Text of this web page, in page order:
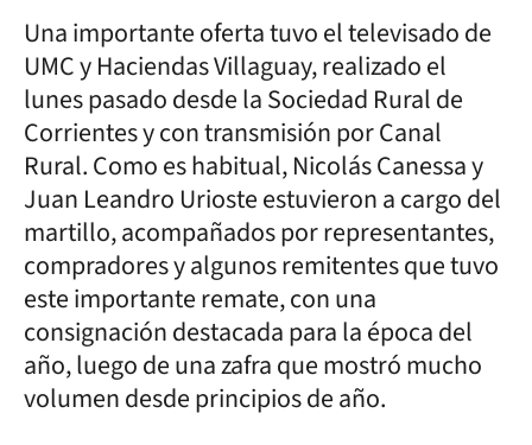
Una importante oferta tuvo el televisado de
UMC y Haciendas Villaguay, realizado el
lunes pasado desde la Sociedad Rural de
Corrientes y con transmisión por Canal
Rural. Como es habitual, Nicolás Canessa y
Juan Leandro Urioste estuvieron a cargo del
martillo, acompañados por representantes,
compradores y algunos remitentes que tuvo
este importante remate, con una
consignación destacada para la época del
año, luego de una zafra que mostró mucho
volumen desde principios de año.